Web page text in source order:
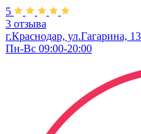
5
3 отзыва
г.Краснодар, ул.Гагарина,
Пн-Вс 09:00-20:00